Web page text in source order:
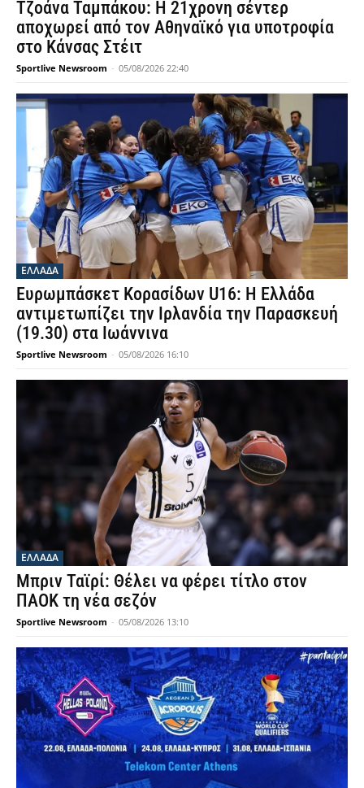
Τζοάνα Ταμπάκου: Η 21χρονη σέντερ
αποχωρεί από τον Αθηναϊκό για υποτροφία
στο Κάνσας Στέιτ
Sportlive Newsroom - 05/08/2026 22:40
ΕΛΛΑΔΑ
Ευρωμπάσκετ Κορασίδων U16: Η Ελλάδα
αντιμετωπίζει την Ιρλανδία την Παρασκευή
(19.30) στα Ιωάννινα
Sportlive Newsroom - 05/08/2026 16:10
ΕΛΛΑΔΑ
Μπριν Ταϊρί: Θέλει να φέρει τίτλο στον
ΠΑΟΚ τη νέα σεζόν
Sportlive Newsroom - 05/08/2026 13:10